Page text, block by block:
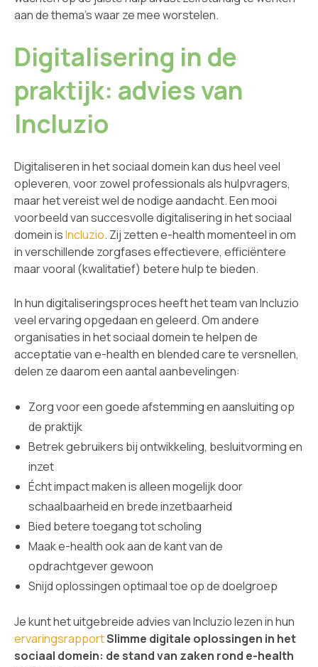
aan de thema’s waar ze mee worstelen.
Digitalisering in de
praktijk: advies van
Incluzio
Digitaliseren in het sociaal domein kan dus heel veel
opleveren, voor zowel professionals als hulpvragers,
maar het vereist wel de nodige aandacht. Een mooi
voorbeeld van succesvolle digitalisering in het sociaal
domein isIncluzio. Zij zetten e-health momenteel in om
in verschillende zorgfases effectievere, efficiëntere
maar vooral (kwalitatief) betere hulp te bieden.
In hun digitaliseringsproces heeft het team van Incluzio
veel ervaring opgedaan en geleerd. Om andere
organisaties in het sociaal domein te helpen de
acceptatie van e-health en blended care te versnellen,
delen ze daarom een aantal aanbevelingen:
Zorg voor een goede afstemming en aansluiting op
de praktijk
Betrek gebruikers bij ontwikkeling, besluitvorming en
inzet
Écht impact maken is alleen mogelijk door
schaalbaarheid en brede inzetbaarheid
Bied betere toegang tot scholing
Maak e-health ook aan de kant van de
opdrachtgever gewoon
Snijd oplossingen optimaal toe op de doelgroep
Je kunt het uitgebreide advies van Incluzio lezen in hun
ervaringsrapportSlimme digitale oplossingen in het
sociaal domein: de stand van zaken rond e-health